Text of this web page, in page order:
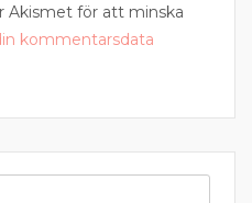
Akismet för att minska
kommentarsdata